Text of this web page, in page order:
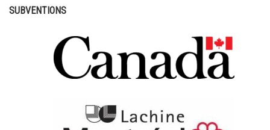
SUBVENTIONS